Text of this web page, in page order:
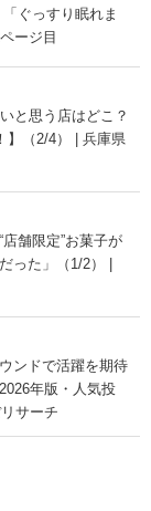
ぐっすり眠れま
ージ目
と思う店はどこ？
】（2/4） | 兵庫県
舗限定”お菓子が
った」（1/2） |
ンドで活躍を期待
年版・人気投
サーチ